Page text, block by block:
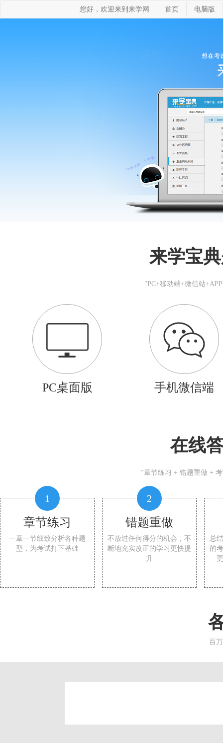
您好，欢迎来到来学网 首页 电脑版
来学宝
"PC+移动端+微信站
PC桌面版 手机微信端
在线
“章节练习 + 错题重做 +
1
章节练习
一章一节细致分析各种题
型，为考试打下基础
2
错题重做
不放过任何得分的机会，不
断地充实改正的学习更快提
升
总
的
百